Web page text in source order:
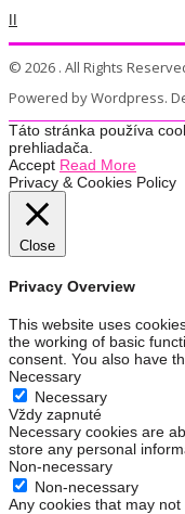
© 2026 . All Rights
Powered by Wordpress.
Táto stránka používa
prehliadača.
Accept Read More
Privacy & Cookies Policy
Close
Privacy Overview
This website uses
the working of basic
consent. You also have
Necessary
Necessary
Vždy zapnuté
Necessary cookies are
store any personal
Non-necessary
Non-necessary
Any cookies that may